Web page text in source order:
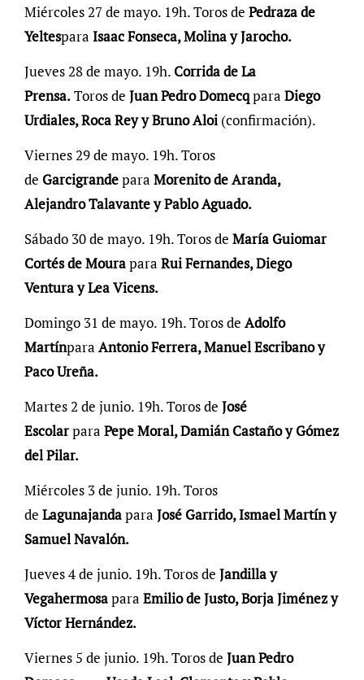
Miércoles 27 de mayo. 19h. Toros de Pedraza de
Yeltespara Isaac Fonseca, Molina y Jarocho.
Jueves 28 de mayo. 19h. Corrida de La
Prensa.Toros de Juan Pedro Domecqpara Diego
Urdiales, Roca Rey y Bruno Aloi(confirmación).
Viernes 29 de mayo. 19h. Toros
de Garcigrandepara Morenito de Aranda,
Alejandro Talavante y Pablo Aguado.
Sábado 30 de mayo. 19h. Toros de María Guiomar
Cortés de Mourapara Rui Fernandes, Diego
Ventura y Lea Vicens.
Domingo 31 de mayo. 19h. Toros de Adolfo
Martínpara Antonio Ferrera, Manuel Escribano y
Paco Ureña.
Martes 2 de junio. 19h. Toros de José
Escolarpara Pepe Moral, Damián Castaño y Gómez
del Pilar.
Miércoles 3 de junio. 19h. Toros
de Lagunajandapara José Garrido, Ismael Martín y
Samuel Navalón.
Jueves 4 de junio. 19h. Toros de Jandilla y
Vegahermosapara Emilio de Justo, Borja Jiménez y
Víctor Hernández.
Viernes 5 de junio. 19h. Toros de Juan Pedro